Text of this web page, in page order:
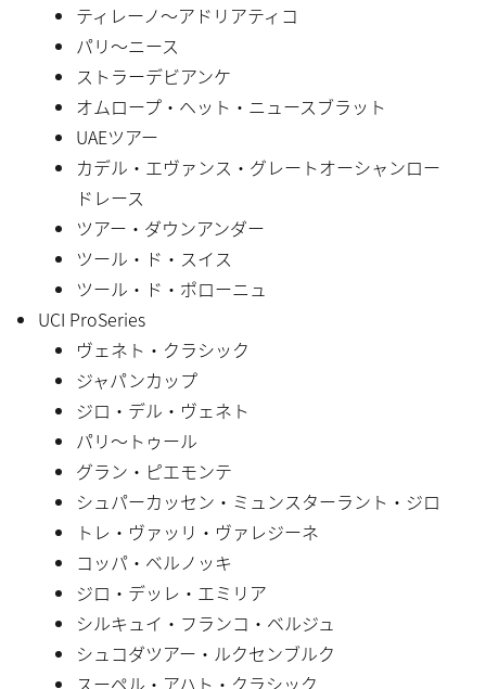
ティレーノ〜アドリアティコ
パリ〜ニース
ストラーデビアンケ
オムロープ・ヘット・ニュースブラット
UAEツアー
カデル・エヴァンス・グレートオーシャンロー
ドレース
ツアー・ダウンアンダー
ツール・ド・スイス
ツール・ド・ポローニュ
UCI ProSeries
ヴェネト・クラシック
ジャパンカップ
ジロ・デル・ヴェネト
パリ〜トゥール
グラン・ピエモンテ
シュパーカッセン・ミュンスターラント・ジロ
トレ・ヴァッリ・ヴァレジーネ
コッパ・ベルノッキ
ジロ・デッレ・エミリア
シルキュイ・フランコ・ベルジュ
シュコダツアー・ルクセンブルク
スーペル・アハト・クラシック